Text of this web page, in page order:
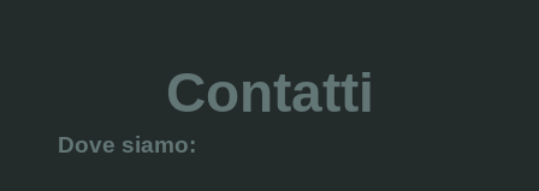
Contatti
Dove siamo: